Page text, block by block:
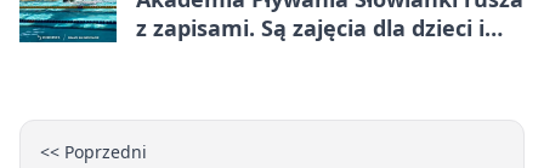
z zapisami. Są zajęcia dla dzieci i
<< Poprzedni